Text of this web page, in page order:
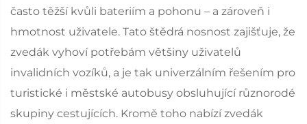
často těžší kvůli bateriím a pohonu – a zároveň i
hmotnost uživatele. Tato štědrá nosnost zajišťuje, že
zvedák vyhoví potřebám většiny uživatelů
invalidních vozíků, a je tak univerzálním řešením pro
turistické i městské autobusy obsluhující různorodé
skupiny cestujících. Kromě toho nabízí zvedák